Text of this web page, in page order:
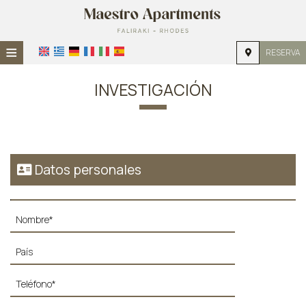
≡ RESERVA
UBICACIÓN
INSTALACIONES
GALERÍA DE FOTOS
INVESTIGACIÓN
Datos personales